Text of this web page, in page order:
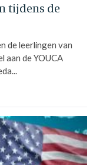
tijdens de
de leerlingen van
aan de YOUCA